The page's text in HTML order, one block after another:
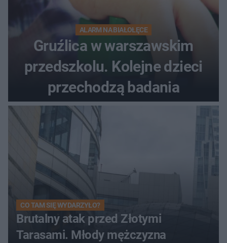
ALARM NA BIAŁOŁĘCE
Gruźlica w warszawskim
przedszkolu. Kolejne dzieci
przechodzą badania
CO TAM SIĘ WYDARZYŁO?
Brutalny atak przed Złotymi
Tarasami. Młody mężczyzna